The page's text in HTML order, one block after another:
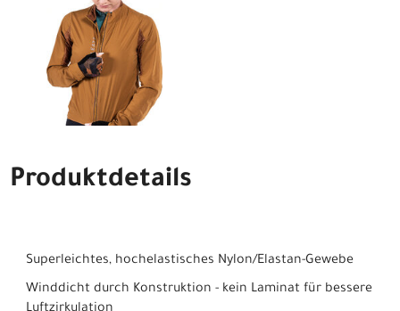
Produktdetails
Superleichtes, hochelastisches Nylon/Elastan-Gewebe
Winddicht durch Konstruktion - kein Laminat für bessere